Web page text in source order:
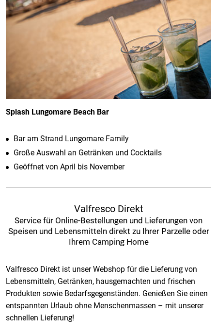
Splash Lungomare Beach Bar
Bar am Strand Lungomare Family
Große Auswahl an Getränken und Cocktails
Geöffnet von April bis November
Valfresco Direkt
Service für Online-Bestellungen und Lieferungen von
Speisen und Lebensmitteln direkt zu Ihrer Parzelle oder
Ihrem Camping Home
Valfresco Direkt ist unser Webshop für die Lieferung von
Lebensmitteln, Getränken, hausgemachten und frischen
Produkten sowie Bedarfsgegenständen. Genießen Sie einen
entspannten Urlaub ohne Menschenmassen – mit unserer
schnellen Lieferung!